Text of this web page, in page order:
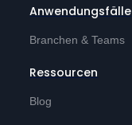
Anwendungsfälle
Branchen & Teams
Ressourcen
Blog